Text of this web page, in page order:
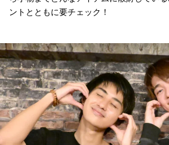
ントとともに要チェック！